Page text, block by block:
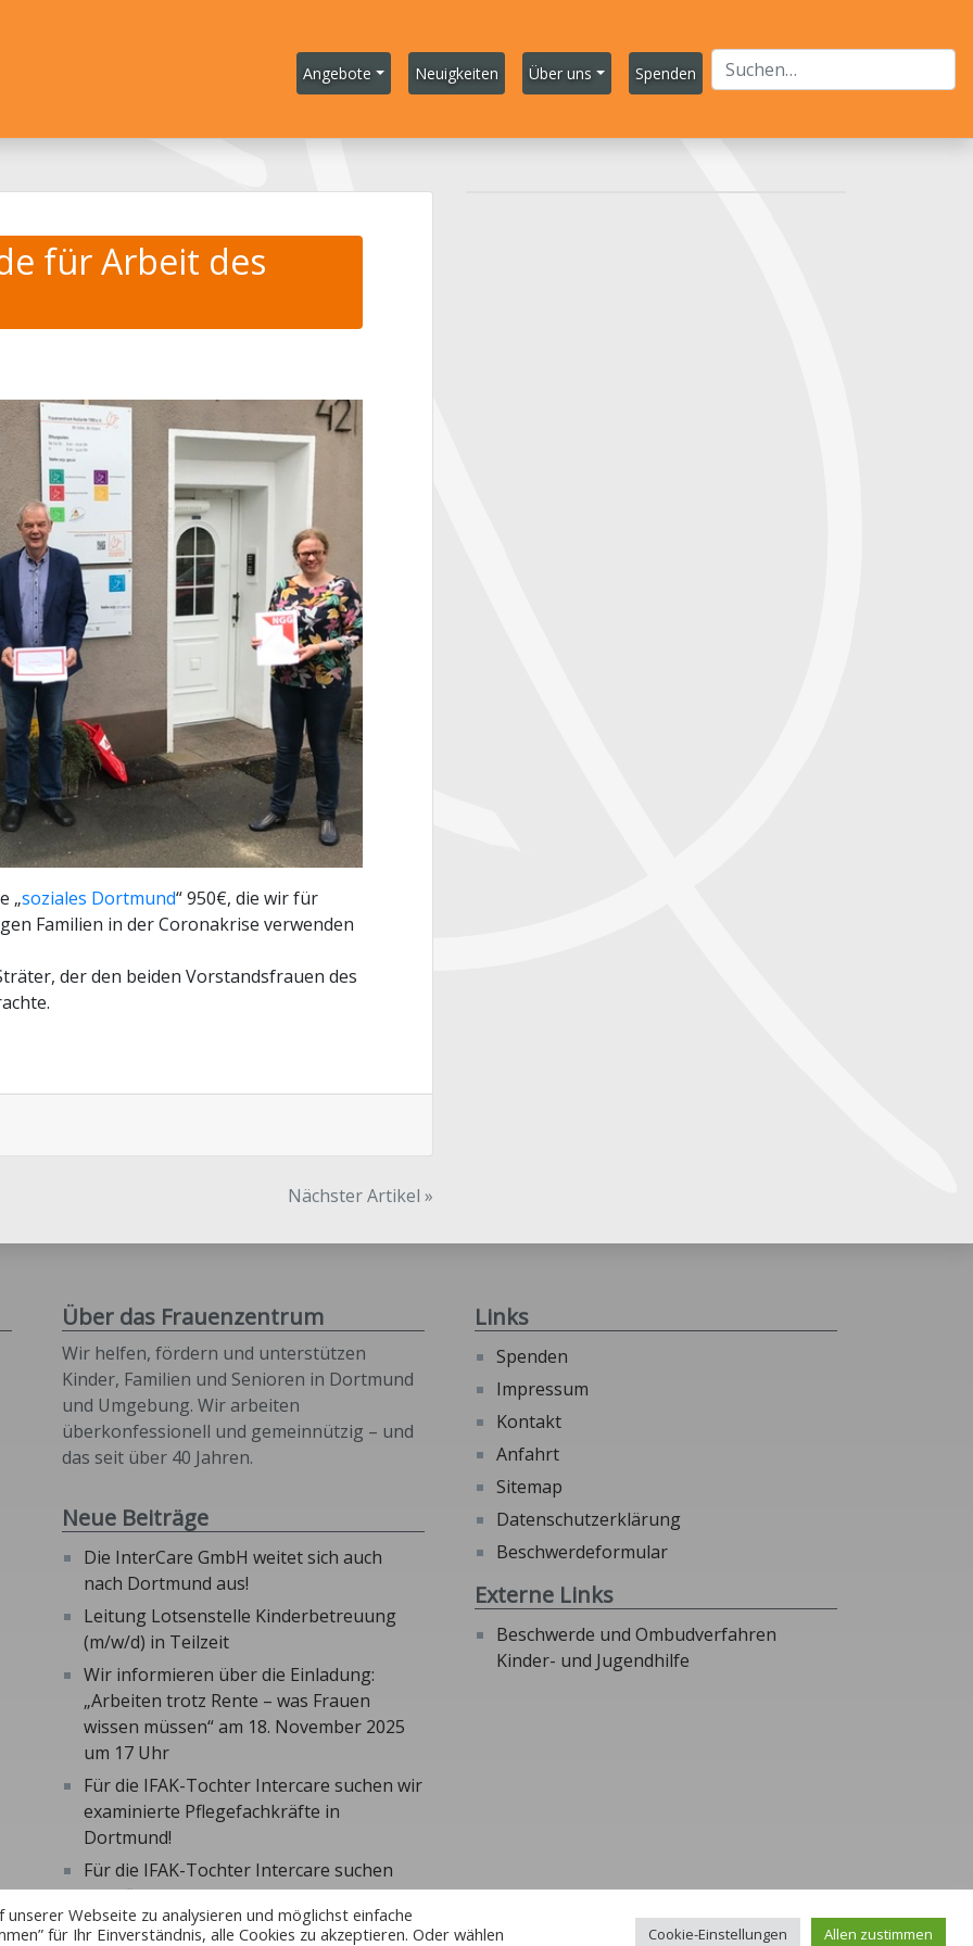
Angebote Neuigkeiten Über uns Spenden
für Arbeit des
„soziales Dortmund“ 950€, die wir für
Familien in der Coronakrise verwenden
der den beiden Vorstandsfrauen des
Nächster Artikel »
Über das Frauenzentrum
Wir helfen, fördern und unterstützen
Kinder, Familien und Senioren in Dortmund
und Umgebung. Wir arbeiten
überkonfessionell und gemeinnützig – und
das seit über 40 Jahren.
Neue Beiträge
Die InterCare GmbH weitet sich auch
nach Dortmund aus!
Leitung Lotsenstelle Kinderbetreuung
(m/w/d) in Teilzeit
Wir informieren über die Einladung:
„Arbeiten trotz Rente – was Frauen
wissen müssen“ am 18. November 2025
um 17 Uhr
Für die IFAK-Tochter Intercare suchen wir
examinierte Pflegefachkräfte in
Dortmund!
Für die IFAK-Tochter Intercare suchen
wir Pflegedienstleitung in Dortmund
Links
Spenden
Impressum
Kontakt
Anfahrt
Sitemap
Datenschutzerklärung
Beschwerdeformular
Externe Links
Beschwerde und Ombudverfahren
Kinder- und Jugendhilfe
Webseite zu analysieren und möglichst einfache
für Ihr Einverständnis, alle Cookies zu akzeptieren. Oder wählen
Cookie-Einstellungen Allen zustimmen